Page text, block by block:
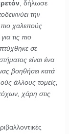
, δήλωσε
την
χαλεπούς
τις πιο
σε
είναι ένα
βοηθήσει κατά
άλλους τομείς,
χάρη στις